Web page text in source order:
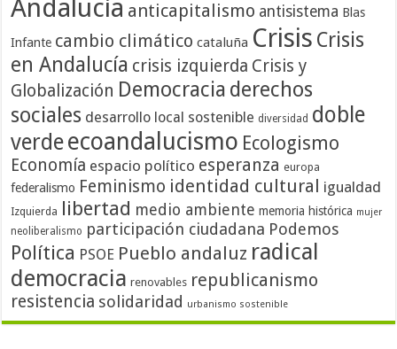
Andalucía anticapitalismo antisistema Blas
Infante cambio climático cataluña Crisis Crisis
en Andalucía crisis izquierda Crisis y
Globalización Democracia derechos
sociales desarrollo local sostenible diversidad doble
verdeecoandalucismo Ecologismo
Economía espacio político esperanza europa
federalismo Feminismo identidad cultural igualdad
Izquierda libertad medio ambiente memoria histórica mujer
neoliberalismo participación ciudadana Podemos
Política PSOE Pueblo andaluz radical
democracia renovables republicanismo
resistencia solidaridad urbanismo sostenible